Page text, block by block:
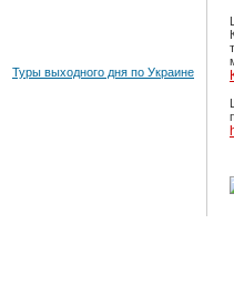
Туры выходного дня по Украине